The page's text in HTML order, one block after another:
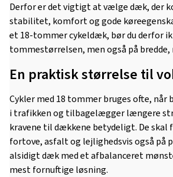
Derfor er det vigtigt at vælge dæk, der
stabilitet, komfort og gode
et 18-tommer cykeldæk, bør du derfor
tommestørrelsen, men også på
En praktisk størrelse til
Cykler med 18 tommer bruges ofte, når
i trafikken og tilbagelægger længere
kravene til dækkene betydeligt. De skal
fortove, asfalt og lejlighedsvis også på
alsidigt dæk med et afbalanceret
mest fornuftige løsning.